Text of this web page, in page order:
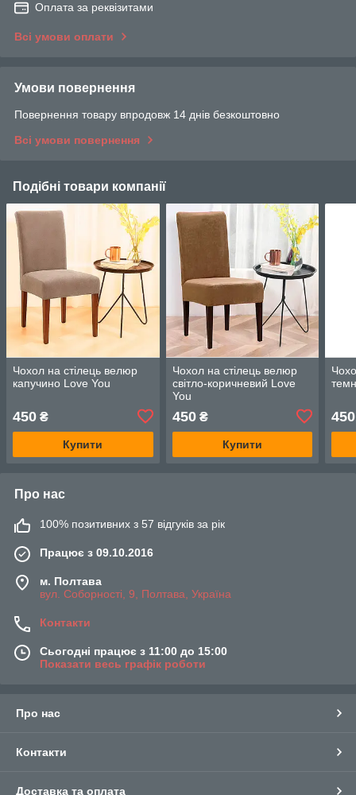
Оплата за реквізитами
Всі умови оплати
Умови повернення
Повернення товару впродовж 14 днів безкоштовно
Всі умови повернення
Подібні товари компанії
Чохол на стілець велюр
капучино Love You
450 ₴
Купити
Чохол на стілець велюр
світло-коричневий Love
You
450₴
Купити
450
Про нас
100% позитивних з 57 відгуків за рік
Працює з 09.10.2016
м. Полтава
вул. Соборності, 9, Полтава, Україна
Контакти
Сьогодні працює з 11:00 до 15:00
Показати весь графік роботи
Про нас
Контакти
Доставка та оплата